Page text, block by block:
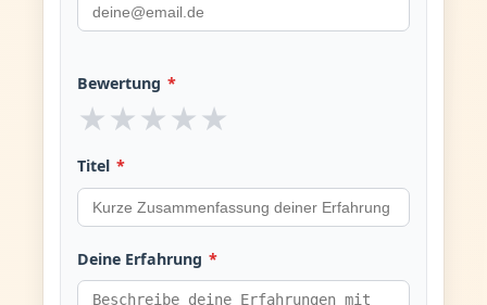
Bewertung *
★ ★ ★ ★ ★
Titel *
Deine Erfahrung *